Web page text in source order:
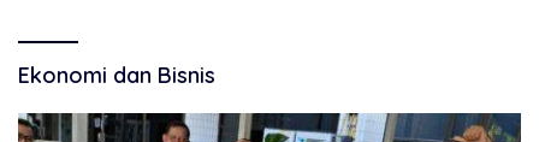
Ekonomi dan Bisnis